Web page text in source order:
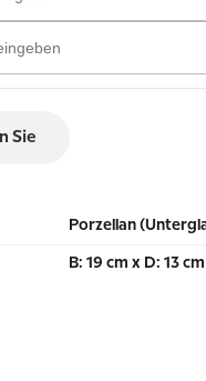
Sie
Porzellan
B: 19 cm x D: 13 cm